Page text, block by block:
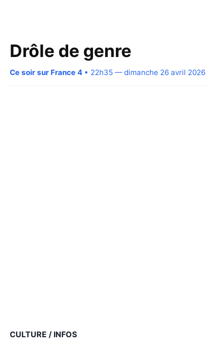
Drôle de genre
Ce soir sur France 4 • 22h35 — dimanche 26 avril 2026
CULTURE / INFOS